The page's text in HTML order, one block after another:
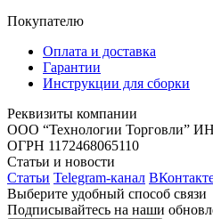
Покупателю
Оплата и доставка
Гарантии
Инструкции для сборки
Реквизиты компании
ООО “Технологии Торговли”
ОГРН 1172468065110
Статьи и новости
Статьи Telegram-канал
Выберите удобный способ связи
Подписывайтесь на наши